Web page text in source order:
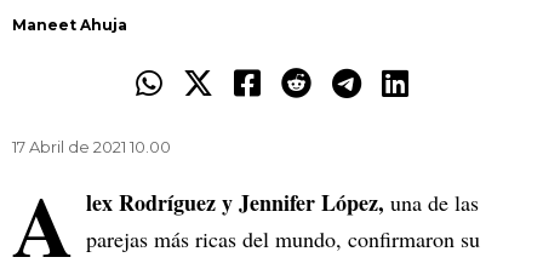
Maneet Ahuja
17 Abril de 2021 10.00
A lex Rodríguez y Jennifer López, una de las
parejas más ricas del mundo, confirmaron su